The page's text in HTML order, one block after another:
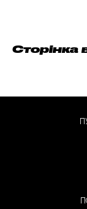
Сторінка